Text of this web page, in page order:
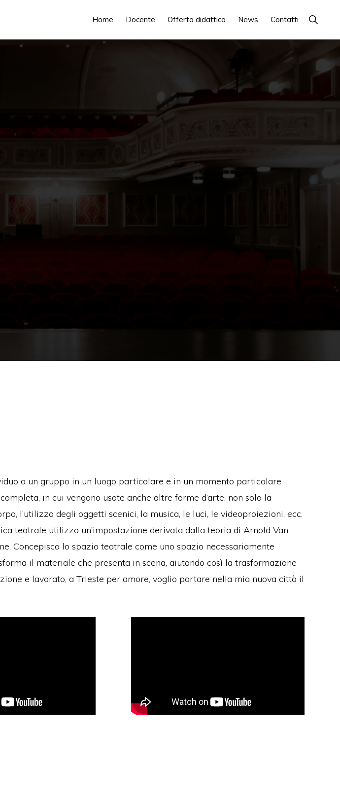
Home Docente Offerta didattica News Contatti Show
Search
o un gruppo in un luogo particolare e in un momento particolare
in cui vengono usate anche altre forme d’arte, non solo la
l’utilizzo degli oggetti scenici, la musica, le luci, le videoproiezioni, ecc.
teatrale utilizzo un’impostazione derivata dalla teoria di Arnold Van
Concepisco lo spazio teatrale come uno spazio necessariamente
il materiale che presenta in scena, aiutando così la trasformazione
e lavorato, a Trieste per amore, voglio portare nella mia nuova città il